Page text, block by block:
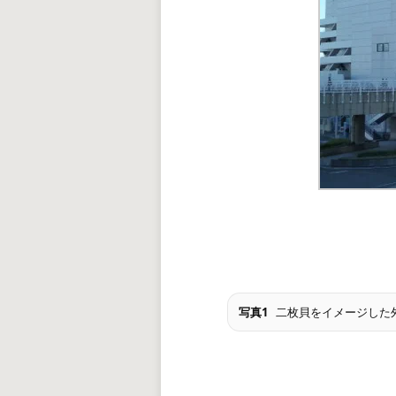
写真1 二枚貝をイメージした